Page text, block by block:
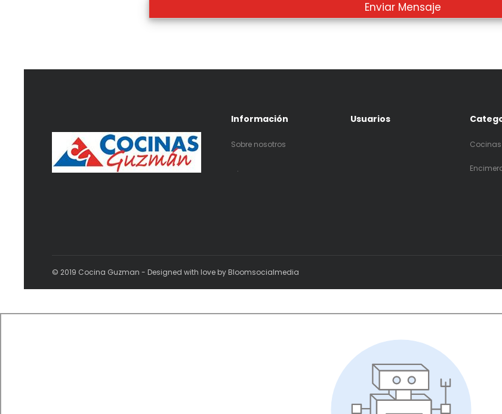
Información
Sobre nosotros
.
Usuarios
Cocinas
© 2019 Cocina Guzman - Designed with love by Bloomsocialmedia